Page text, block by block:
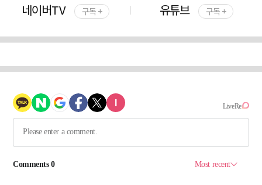
네이버TV 구독 + 유튜브 구독 +